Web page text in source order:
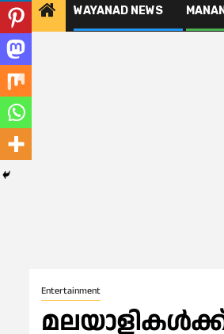
WAYANAD NEWS
Entertainment